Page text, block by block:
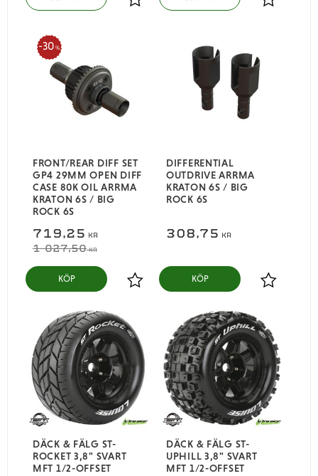
Lägg till i favoriter Lägg till i
FRONT/REAR DIFF SET
GP4 29MM OPEN DIFF
CASE 80K OIL ARRMA
KRATON 6S / BIG
ROCK 6S
719,25 KR
1 027,50KR
30 %
Lägg till i favoriter
KÖP
DIFFERENTIAL
OUTDRIVE ARRMA
KRATON 6S / BIG
ROCK 6S
308,75 KR
Lägg till i
KÖP
DÄCK & FÄLG ST-
ROCKET 3,8" SVART
MFT 1/2-OFFSET
DÄCK & FÄLG ST-
UPHILL 3,8" SVART
MFT 1/2-OFFSET